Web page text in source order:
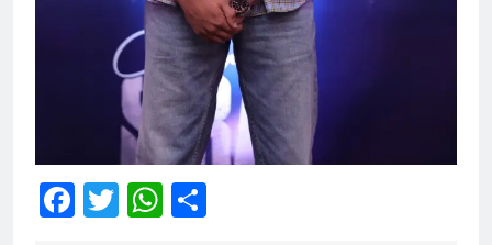
Facebook
TwitterWhatsApp